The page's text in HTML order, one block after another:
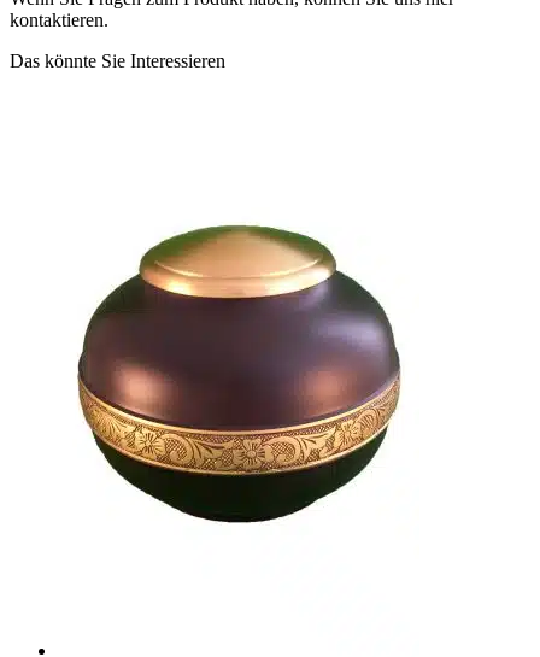
kontaktieren.
Das könnte Sie Interessieren